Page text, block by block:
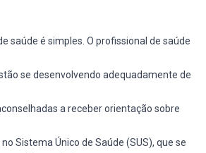
saúde é simples. O profissional de saúde
se desenvolvendo adequadamente de
a receber orientação sobre
Sistema Único de Saúde (SUS), que se